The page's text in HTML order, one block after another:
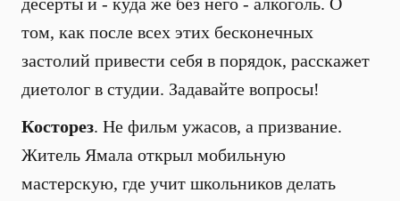
том, как после всех этих бесконечных
застолий привести себя в порядок, расскажет
диетолог в студии. Задавайте вопросы!
Косторез. Не фильм ужасов, а призвание.
Житель Ямала открыл мобильную
мастерскую, где учит школьников делать